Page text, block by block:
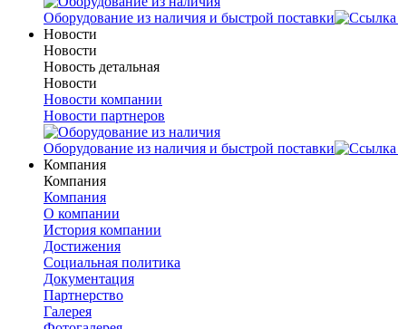
Оборудование из наличия и быстрой поставки
Новости
Новости
Новость детальная
Новости
Новости компании
Новости партнеров
Оборудование из наличия и быстрой поставки
Компания
Компания
Компания
О компании
История компании
Достижения
Социальная политика
Документация
Партнерство
Галерея